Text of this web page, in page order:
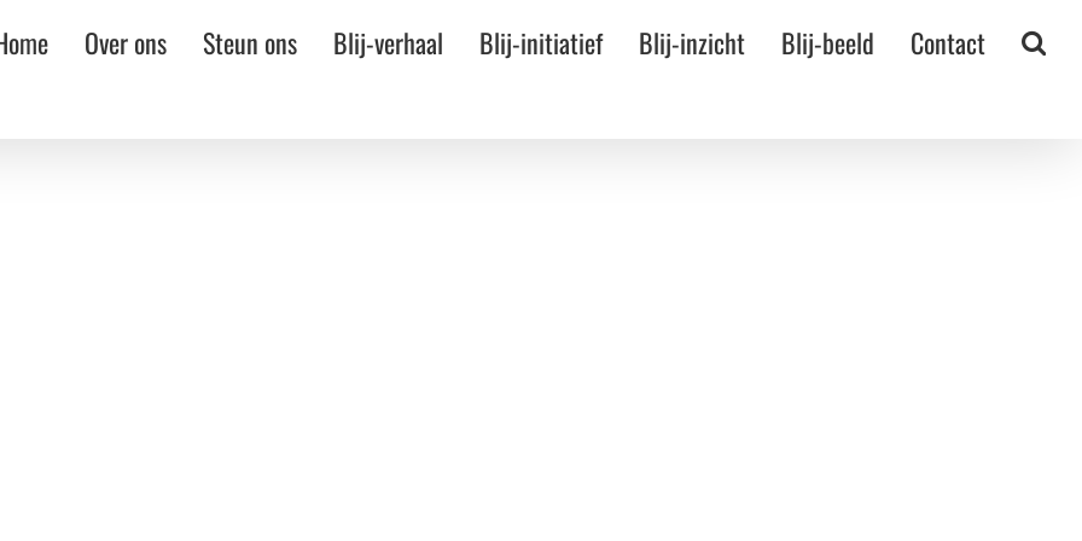
Over ons Steun ons Blij-verhaal Blij-initiatief Blij-inzicht Blij-beeld Contact